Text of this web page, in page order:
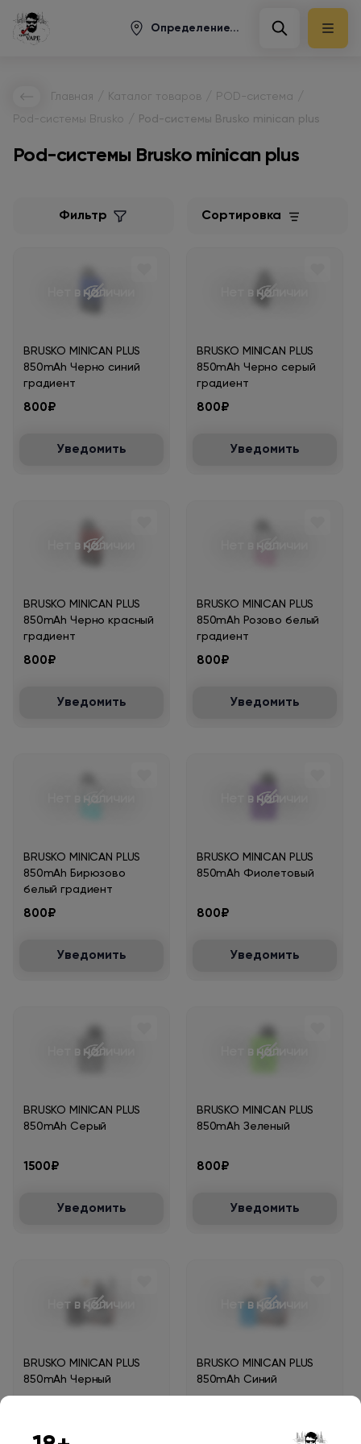
Определение...
Главная Каталог товаров POD-система
Pod-системы Brusko Pod-системы Brusko minican plus
Pod-системы Brusko minican plus
Фильтр Сортировка
Нет в наличии
BRUSKO MINICAN PLUS
850mAh Черно синий
градиент
800₽
Уведомить
Нет в наличии
BRUSKO MINICAN PLUS
850mAh Черно серый
градиент
800₽
Уведомить
Нет в наличии
BRUSKO MINICAN PLUS
850mAh Черно красный
градиент
800₽
Уведомить
Нет в наличии
BRUSKO MINICAN PLUS
850mAh Розово белый
градиент
800₽
Уведомить
Нет в наличии
BRUSKO MINICAN PLUS
850mAh Бирюзово
белый градиент
800₽
Уведомить
Нет в наличии
BRUSKO MINICAN PLUS
850mAh Фиолетовый
800₽
Уведомить
Нет в наличии
BRUSKO MINICAN PLUS
850mAh Серый
1500₽
Уведомить
Нет в наличии
BRUSKO MINICAN PLUS
850mAh Зеленый
800₽
Уведомить
Нет в наличии
BRUSKO MINICAN PLUS
850mAh Черный
Нет в наличии
BRUSKO MINICAN PLUS
850mAh Синий